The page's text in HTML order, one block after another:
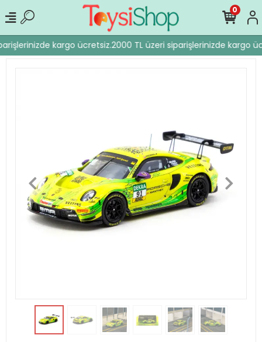
kargo ücretsiz.2000 TL üzeri siparişlerinizde kargo
0